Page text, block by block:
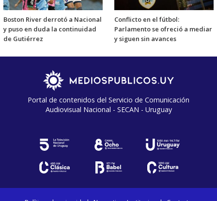
Boston River derrotó a Nacional
y puso en duda la continuidad
de Gutiérrez
Conflicto en el fútbol:
Parlamento se ofreció a mediar
y siguen sin avances
Portal de contenidos del Servicio de Comunicación
Audiovisual Nacional - SECAN - Uruguay